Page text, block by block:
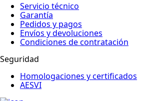
Servicio técnico
Garantía
Pedidos y pagos
Envíos y devoluciones
Condiciones de contratación
Seguridad
Homologaciones y certificados
AESVI